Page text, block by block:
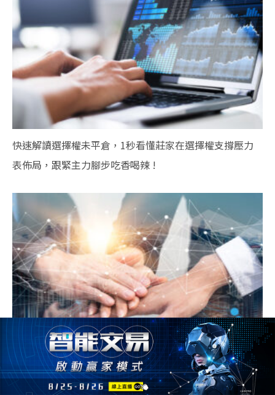
快速解讀選擇權未平倉，1秒看懂莊家在選擇權支撐壓力
表佈局，跟緊主力腳步吃香喝辣 !